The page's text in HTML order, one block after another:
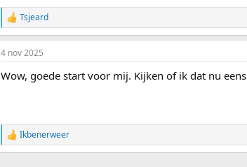
R
e
a
c
i
:
Tsjeard
4 nov 2025
Wow, goede start voor mij. Kijken of ik dat nu
R
e
Ikbenerweer